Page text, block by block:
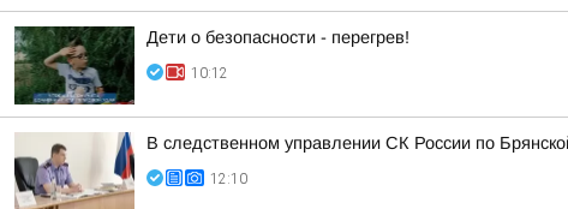
Дети о безопасности - перегрев!
10:12
В следственном управлении СК России по
12:10